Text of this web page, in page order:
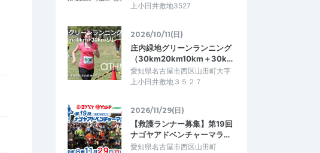
上小田井敷地3527
2026/10/11(日)
庄内緑地グリーンランニング
（30km20km10km＋30k…
愛知県名古屋市西区山田町大字
上小田井敷地３５２７
2026/11/29(日)
【救護ランナー募集】第19回
ナゴヤアドベンチャーマラ…
愛知県名古屋市西区山田町